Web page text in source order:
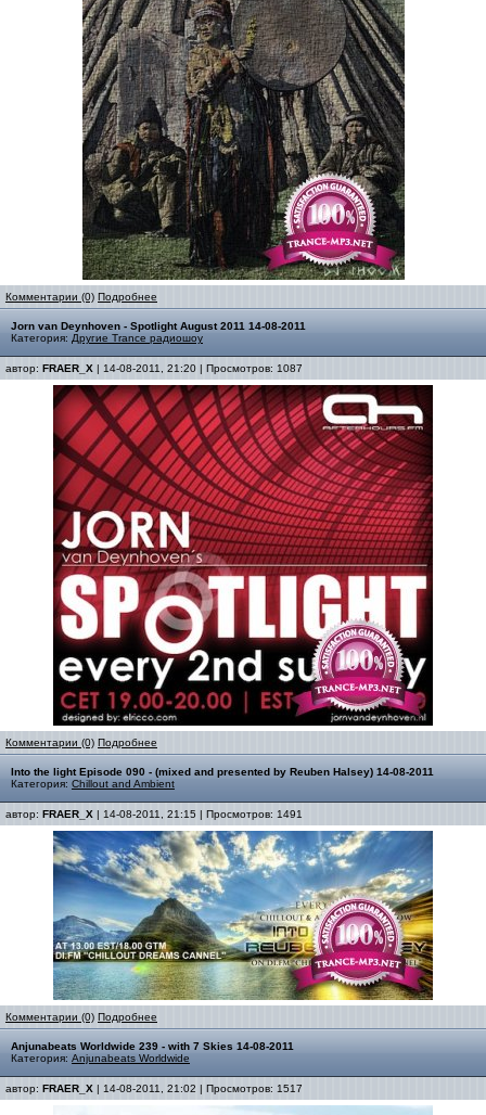
Комментарии (0) Подробнее
Jorn van Deynhoven - Spotlight August 2011 14-08-2011
Категория: Другие Trance радиошоу
автор: FRAER_X | 14-08-2011, 21:20 | Просмотров: 1087
Комментарии (0) Подробнее
Into the light Episode 090 - (mixed and presented by Reuben Halsey) 14-08-2011
Категория: Chillout and Ambient
автор: FRAER_X | 14-08-2011, 21:15 | Просмотров: 1491
Комментарии (0) Подробнее
Anjunabeats Worldwide 239 - with 7 Skies 14-08-2011
Категория: Anjunabeats Worldwide
автор: FRAER_X | 14-08-2011, 21:02 | Просмотров: 1517